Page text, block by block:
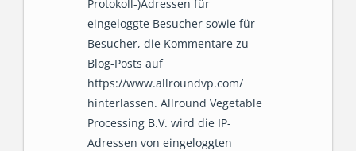
Protokoll-)Adressen für
eingeloggte Besucher sowie für
Besucher, die Kommentare zu
Blog-Posts auf
https://www.allroundvp.com/
hinterlassen. Allround Vegetable
Processing B.V. wird die IP-
Adressen von eingeloggten